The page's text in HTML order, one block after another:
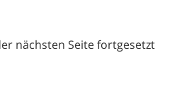
nächsten Seite fortgesetzt